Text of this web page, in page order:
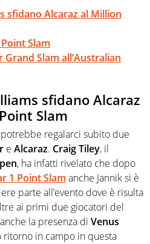
sfidano Alcaraz al Million
Slam
Slam all’Australian
sfidano Alcaraz
Slam
regalarci subito due
e Alcaraz. Craig Tiley, il
, ha infatti rivelato che dopo
1 Point Slam anche Jannik si è
parte all’evento dove è risulta
ai primi due giocatori del
la presenza di Venus
ritorno in campo in questa